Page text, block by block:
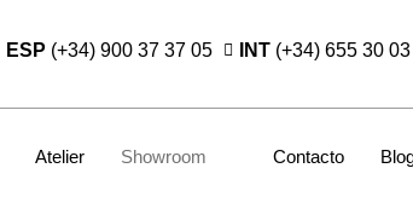
ESP (+34) 900 37 37 05 INT (+34) 655 30
Atelier Showroom Contacto